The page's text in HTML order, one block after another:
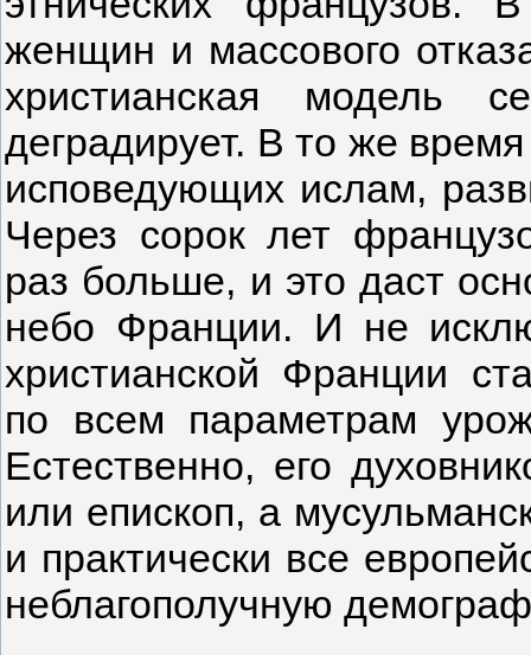
женщин и массового
христианская модель
деградирует. В то же
исповедующих ислам,
Через сорок лет
раз больше, и это даст
небо Франции. И не
христианской Франции
по всем параметрам
Естественно, его
или епископ, а
и практически все
неблагополучную